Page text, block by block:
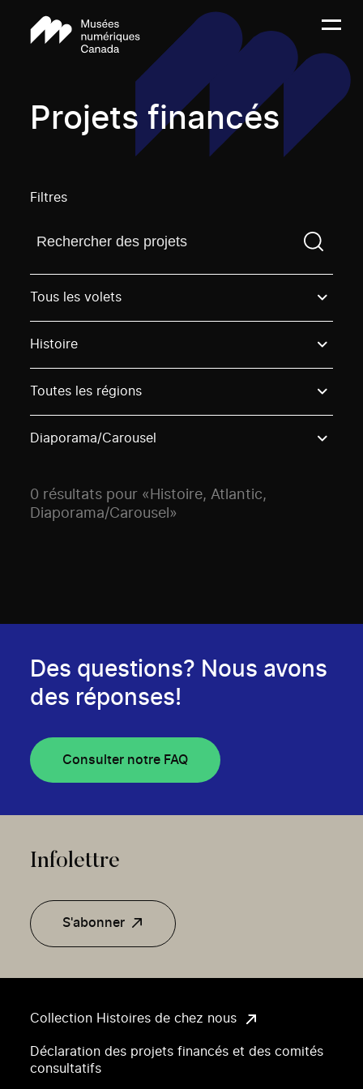
Projets financés
Filtres
Trouvez un projetVous devez saisir un terme de
Tous les volets
Histoire
Toutes les régions
Diaporama/Carousel
0 résultats pour «Histoire, Atlantic,
Diaporama/Carousel»
Collection Histoires de chez nous
Déclaration des projets financés et des comités
consultatifs
Des questions? Nous avons
des réponses!
Consulter notre FAQ
Infolettre
S'abonner